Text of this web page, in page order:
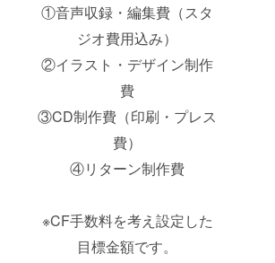
①音声収録・編集費（スタ
ジオ費用込み）
②イラスト・デザイン制作
費
③CD制作費（印刷・プレス
費）
④リターン制作費
※CF手数料を考え設定した
目標金額です。